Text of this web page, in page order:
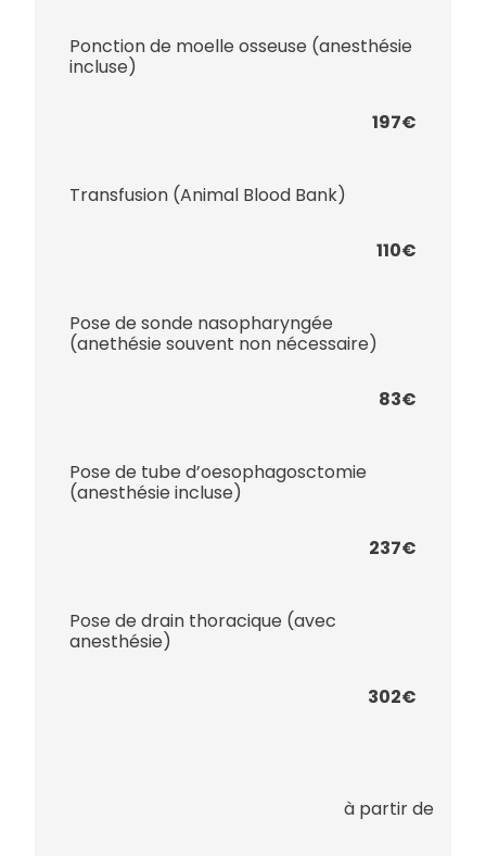
Ponction de moelle osseuse (anesthésie
incluse)
197€
Transfusion (Animal Blood Bank)
110€
Pose de sonde nasopharyngée
(anethésie souvent non nécessaire)
83€
Pose de tube d’oesophagosctomie
(anesthésie incluse)
237€
Pose de drain thoracique (avec
anesthésie)
302€
à partir de